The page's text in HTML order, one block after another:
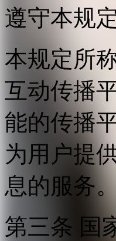
遵守本规定
本规定所
互动传播
能的传播
为用户提
息的服务。
第三条 国